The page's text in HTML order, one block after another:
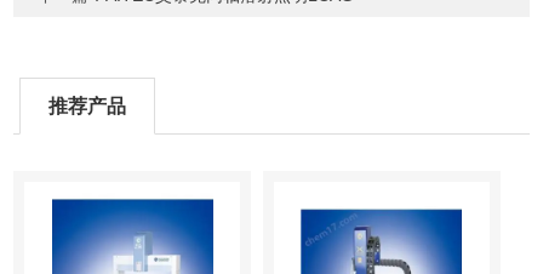
推荐产品